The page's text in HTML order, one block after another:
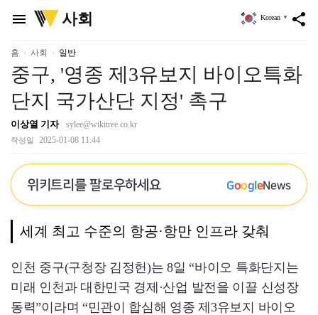
menu
위
키
리
사회 share
Korean ▼
홈 사회 일반
중구, '영종 제3유보지 바이오특화
단지 국가산단 지정' 촉구
이상열 기자 sylee@wikitree.co.kr
작성일 2025-01-08 11:44
위키트리를 팔로우하세요 GoogleNews
세계 최고 수준의 항공·항만 인프라 갖춰
인천 중구(구청장 김정헌)는 8일 “바이오 특화단지는
미래 인천과 대한민국 경제·산업 발전을 이끌 신성장
동력”이라며 “민관이 합심해 영종 제3유보지 바이오